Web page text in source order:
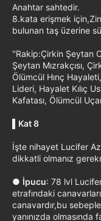
Anahtar sahtedir.
8.kata erişmek
bulunan taş üzerine
''Rakip:Çirkin Şeytan
Şeytan Mızrakçısı,
Ölümcül Hınç
Lideri, Hayalet Kılıç
Kafatası, Ölümcül
Kat 8
İşte nihayet Lucifer
dikkatli olmanız
● İpucu: 78 lvl
etrafındaki
canavardır,bu
yanınızda